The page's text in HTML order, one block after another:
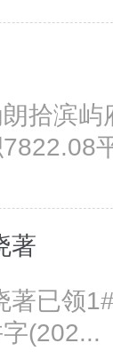
拾滨
著
著已领
(202...